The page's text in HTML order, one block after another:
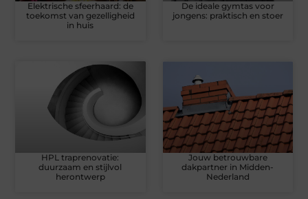
Elektrische sfeerhaard: de
toekomst van gezelligheid
in huis
De ideale gymtas voor
jongens: praktisch en stoer
HPL traprenovatie:
duurzaam en stijlvol
herontwerp
Jouw betrouwbare
dakpartner in Midden-
Nederland